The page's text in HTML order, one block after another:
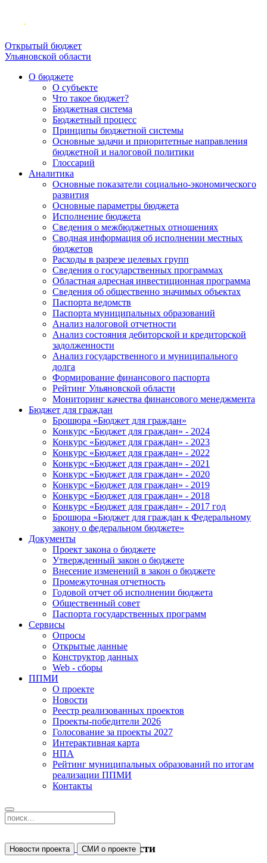
Открытый бюджет
Ульяновской области
О бюджете
О субъекте
Что такое бюджет?
Бюджетная система
Бюджетный процесс
Принципы бюджетной системы
Основные задачи и приоритетные направления
бюджетной и налоговой политики
Глоссарий
Аналитика
Основные показатели социально-экономического
развития
Основные параметры бюджета
Исполнение бюджета
Сведения о межбюджетных отношениях
Сводная информация об исполнении местных
бюджетов
Расходы в разрезе целевых групп
Сведения о государственных программах
Областная адресная инвестиционная программа
Сведения об общественно значимых объектах
Паспорта ведомств
Паспорта муниципальных образований
Анализ налоговой отчетности
Анализ состояния дебиторской и кредиторской
задолженности
Анализ государственного и муниципального
долга
Формирование финансового паспорта
Рейтинг Ульяновской области
Мониторинг качества финансового менеджмента
Бюджет для граждан
Брошюра «Бюджет для граждан»
Конкурс «Бюджет для граждан» - 2024
Конкурс «Бюджет для граждан» - 2023
Конкурс «Бюджет для граждан» - 2022
Конкурс «Бюджет для граждан» - 2021
Конкурс «Бюджет для граждан» - 2020
Конкурс «Бюджет для граждан» - 2019
Конкурс «Бюджет для граждан» - 2018
Конкурс «Бюджет для граждан» - 2017 год
Брошюра «Бюджет для граждан к Федеральному
закону о федеральном бюджете»
Документы
Проект закона о бюджете
Утвержденный закон о бюджете
Внесение изменений в закон о бюджете
Промежуточная отчетность
Годовой отчет об исполнении бюджета
Общественный совет
Паспорта государственных программ
Сервисы
Опросы
Открытые данные
Конструктор данных
Web - сборы
ППМИ
О проекте
Новости
Реестр реализованных проектов
Проекты-победители 2026
Голосование за проекты 2027
Интерактивная карта
НПА
Рейтинг муниципальных образований по итогам
реализации ППМИ
Контакты
Новости
Новости проекта СМИ о проекте